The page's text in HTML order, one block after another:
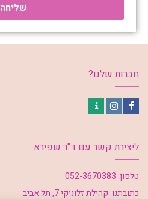
שליחה
חברות שלנו?
ליצירת קשר עם ד"ר שפירא
טלפון: 052-3670383
כתובתנו:קהילת זלוניקי 7, תל אביב